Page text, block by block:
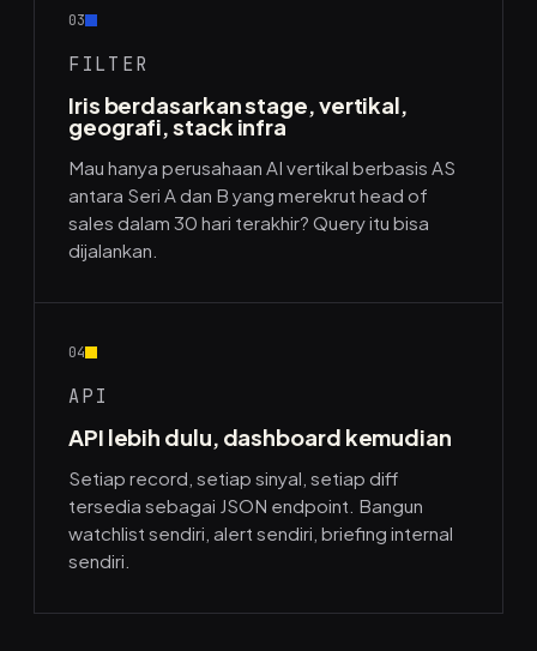
03
FILTER
Iris berdasarkan stage, vertikal,
geografi, stack infra
Mau hanya perusahaan AI vertikal berbasis AS
antara Seri A dan B yang merekrut head of
sales dalam 30 hari terakhir? Query itu bisa
dijalankan.
04
API
API lebih dulu, dashboard kemudian
Setiap record, setiap sinyal, setiap diff
tersedia sebagai JSON endpoint. Bangun
watchlist sendiri, alert sendiri, briefing internal
sendiri.